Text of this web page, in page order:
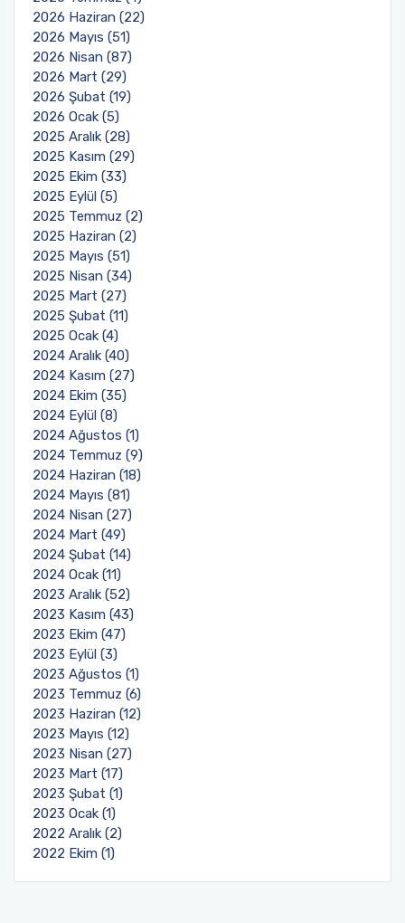
2026 Haziran (22)
2026 Mayıs (51)
2026 Nisan (87)
2026 Mart (29)
2026 Şubat (19)
2026 Ocak (5)
2025 Aralık (28)
2025 Kasım (29)
2025 Ekim (33)
2025 Eylül (5)
2025 Temmuz (2)
2025 Haziran (2)
2025 Mayıs (51)
2025 Nisan (34)
2025 Mart (27)
2025 Şubat (11)
2025 Ocak (4)
2024 Aralık (40)
2024 Kasım (27)
2024 Ekim (35)
2024 Eylül (8)
2024 Ağustos (1)
2024 Temmuz (9)
2024 Haziran (18)
2024 Mayıs (81)
2024 Nisan (27)
2024 Mart (49)
2024 Şubat (14)
2024 Ocak (11)
2023 Aralık (52)
2023 Kasım (43)
2023 Ekim (47)
2023 Eylül (3)
2023 Ağustos (1)
2023 Temmuz (6)
2023 Haziran (12)
2023 Mayıs (12)
2023 Nisan (27)
2023 Mart (17)
2023 Şubat (1)
2023 Ocak (1)
2022 Aralık (2)
2022 Ekim (1)
2022-2026 Stratejik Planı
Faaliyet Raporları
Akademik Tören
İlahiyat Fakültesi
İletişim Fakültesi
Kemer Denizcilik Fakültesi
Kumluca Sağlık Bilimleri Fakültesi
Manavgat Sosyal ve Beşeri Bilimler Fakültesi
Manavgat Turizm Fakültesi
Manavgat Yabancı Diller Fakültesi
Mimarlık Fakültesi
Mühendislik Fakültesi
Sağlık Bilimleri Fakültesi
Serik İşletme Fakültesi
Spor Bilimleri Fakültesi
Su Ürünleri Fakültesi
Tıp Fakültesi
Turizm Fakültesi
Uygulamalı Bilimler Fakültesi
Ziraat Fakültesi
Sağlık Hizmetleri MYO
Serik Gülsün Süleyman Süral MYO
Sosyal Bilimler MYO
Teknik Bilimler MYO
Yapı İşleri ve Teknik Daire Başkanlığı
Uluslararası İlişkiler Ofisi
Mezun Bilgi Sistemi
Sıkça Sorulan Sorular
Online Sağlık Hizmetleri Randevu Sistemi
Yönetim Sistemi)
Dış Kaynaklı Proje Takip Sistemi
AB Projeleri
TÜBİTAK Projeleri
Web of Science
SciVal